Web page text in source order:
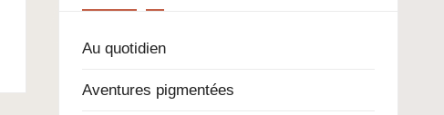
Au quotidien
Aventures pigmentées